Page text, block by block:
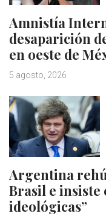
Amnistía
desaparición
en oeste de
5 agosto, 2026
Argentina
Brasil e insiste
ideológicas”